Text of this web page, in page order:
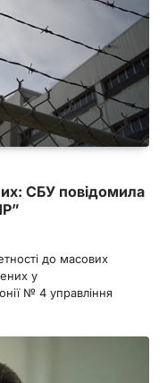
СБУ повідомила
до масових
у
№ 4 управління